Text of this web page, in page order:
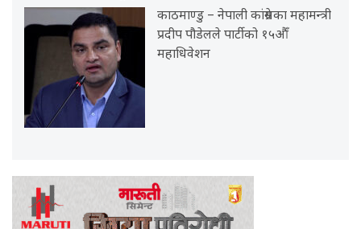
काठमाण्डु – नेपाली कांग्रेसका महामन्त्री
प्रदीप पौडेलले पार्टीको १५औँ
महाधिवेशन